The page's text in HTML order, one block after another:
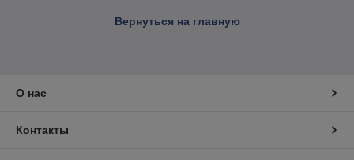
Вернуться на главную
О нас
Контакты